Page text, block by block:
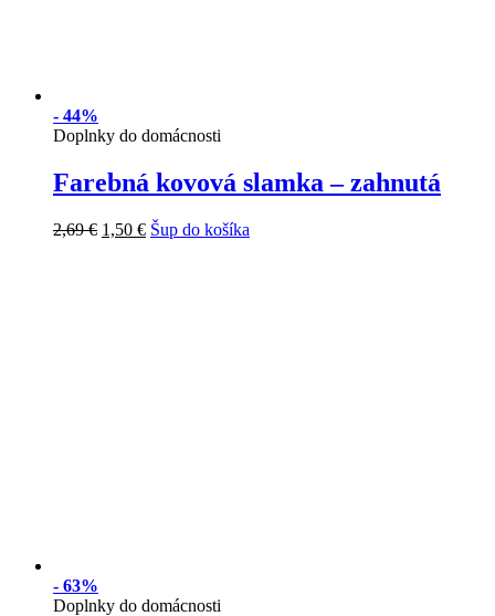
- 44%
Doplnky do domácnosti
Farebná kovová slamka – zahnutá
2,69€ 1,50 € Šup do košíka
- 63%
Doplnky do domácnosti